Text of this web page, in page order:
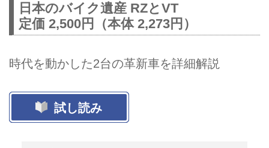
日本のバイク遺産 RZとVT
定価 2,500円（本体 2,273円）
時代を動かした2台の革新車を詳細解説
試し読み